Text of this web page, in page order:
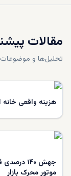
مقالات
تحلیل‌ها و موضوعات
هزینه واقعی خانه‌
جهش ۱۴۰
موتور محرک بازار